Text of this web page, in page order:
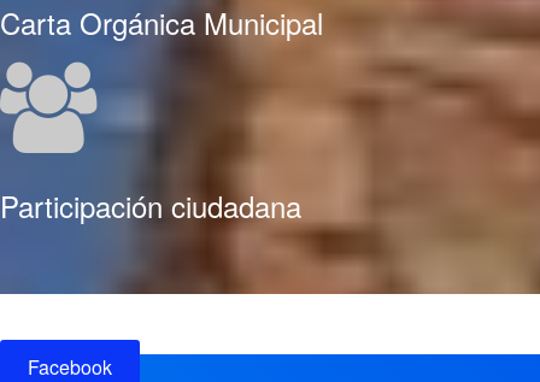
Carta Orgánica Municipal
Participación ciudadana
Facebook